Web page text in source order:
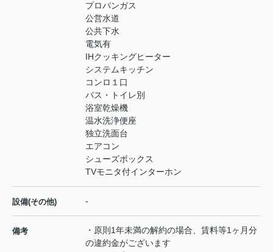
プロパンガス
公営水道
公共下水
電気有
IHクッキングヒーター
システムキッチン
コンロ１口
バス・トイレ別
浴室乾燥機
温水洗浄便座
独立洗面台
エアコン
シューズボックス
TVモニタ付インターホン
設備(その他) -
備考
・原則1年未満の解約の場合、賃料等1ヶ月分
の違約金がございます